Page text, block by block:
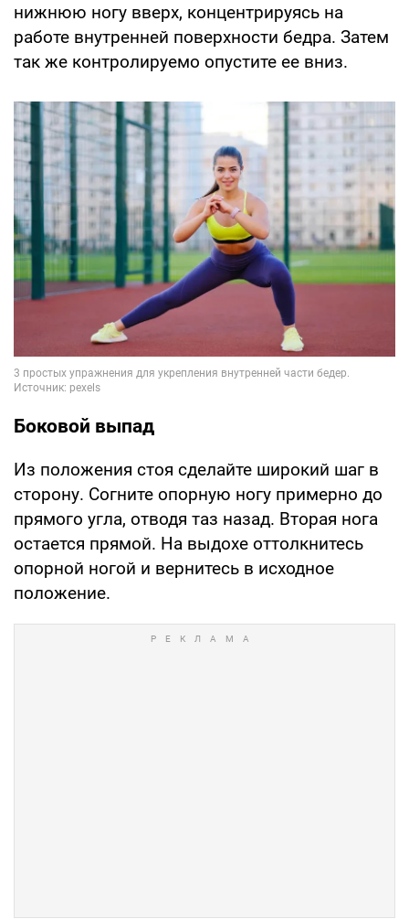
нижнюю ногу вверх, концентрируясь на
работе внутренней поверхности бедра. Затем
так же контролируемо опустите ее вниз.
Боковой выпад
Из положения стоя сделайте широкий шаг в
сторону. Согните опорную ногу примерно до
прямого угла, отводя таз назад. Вторая нога
остается прямой. На выдохе оттолкнитесь
опорной ногой и вернитесь в исходное
положение.